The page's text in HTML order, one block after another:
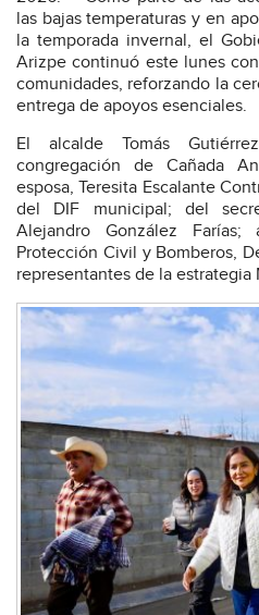
las bajas temperaturas y en
la temporada invernal, el
Arizpe continuó este lunes
comunidades, reforzando la
entrega de apoyos esenciales.
El alcalde Tomás
congregación de Cañada
esposa, Teresita Escalante
del DIF municipal; del
Alejandro González
Protección Civil y Bomberos,
representantes de la estrategia